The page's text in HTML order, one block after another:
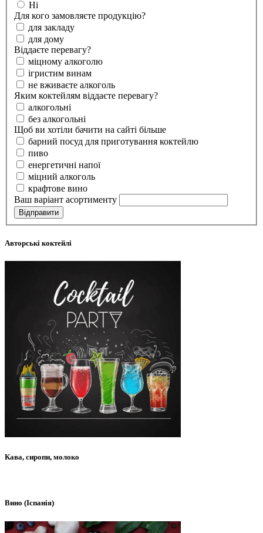
Ні
Для кого замовляєте продукцію?
для закладу
для дому
Віддаєте перевагу?
міцному алкоголю
ігристим винам
не вживаєте алкоголь
Яким коктейлям віддаєте перевагу?
алкогольні
без алкогольні
Щоб ви хотіли бачити на сайті більше
барний посуд для приготування коктейлю
пиво
енергетичні напої
міцний алкоголь
крафтове вино
Ваш варіант асортименту
Відправити
Авторські коктейлі
Кава, сиропи, молоко
Вино (Іспанія)